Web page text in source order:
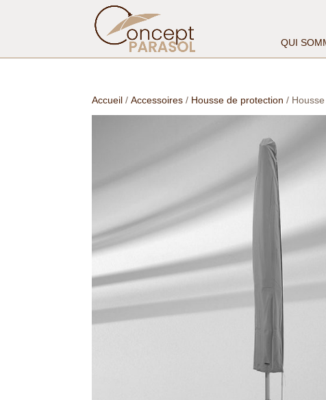
QUI
Accueil /Accessoires / Housse de protection /